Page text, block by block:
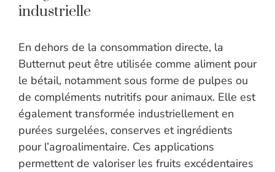
industrielle
En dehors de la consommation directe, la
Butternut peut être utilisée comme aliment pour
le bétail, notamment sous forme de pulpes ou
de compléments nutritifs pour animaux. Elle est
également transformée industriellement en
purées surgelées, conserves et ingrédients
pour l’agroalimentaire. Ces applications
permettent de valoriser les fruits excédentaires